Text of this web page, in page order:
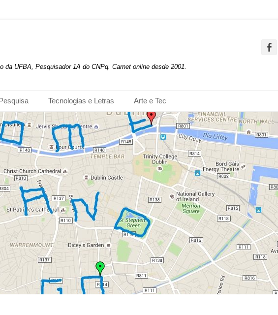
UFBA, Pesquisador 1A do CNPq. Carnet online desde 2001.
Tecnologias e Letras Arte e Tec